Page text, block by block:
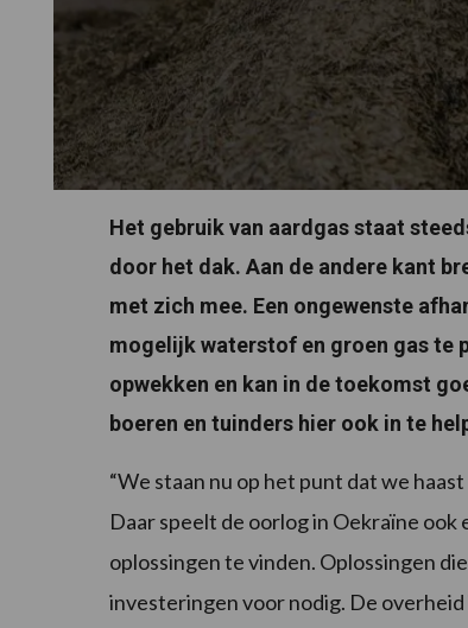
Het gebruik van aardgas staat
door het dak. Aan de andere kant
met zich mee. Een ongewenste
mogelijk waterstof en groen gas te
opwekken en kan in de toekomst
boeren en tuinders hier ook in te
“We staan nu op het punt dat we
Daar speelt de oorlog in Oekraïne
oplossingen te vinden. Oplossingen
investeringen voor nodig. De overheid